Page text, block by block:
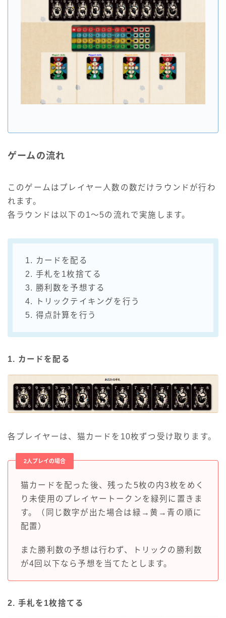
ゲームの流れ
このゲームはプレイヤー人数の数だけラウンドが行わ
れます。
各ラウンドは以下の1～5の流れで実施します。
1. カードを配る
2. 手札を1枚捨てる
3. 勝利数を予想する
4. トリックテイキングを行う
5. 得点計算を行う
1. カードを配る
各プレイヤーは、猫カードを10枚ずつ受け取ります。
2人プレイの場合
猫カードを配った後、残った5枚の内3枚をめく
り未使用のプレイヤートークンを緑列に置きま
す。（同じ数字が出た場合は緑→黄→青の順に
配置）
また勝利数の予想は行わず、トリックの勝利数
が4回以下なら予想を当てたとします。
2. 手札を1枚捨てる